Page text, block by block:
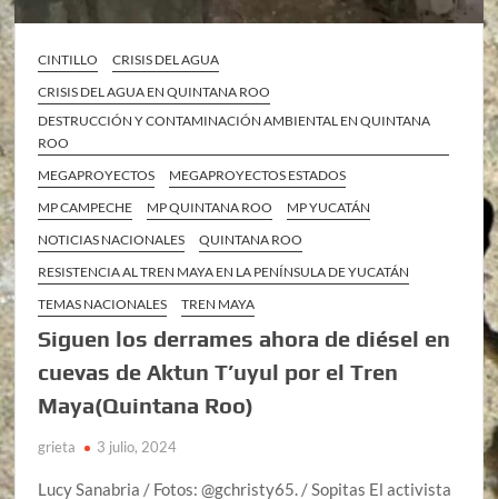
CINTILLO
CRISIS DEL AGUA
CRISIS DEL AGUA EN QUINTANA ROO
DESTRUCCIÓN Y CONTAMINACIÓN AMBIENTAL EN QUINTANA
ROO
MEGAPROYECTOS
MEGAPROYECTOS ESTADOS
MP CAMPECHE
MP QUINTANA ROO
MP YUCATÁN
NOTICIAS NACIONALES
QUINTANA ROO
RESISTENCIA AL TREN MAYA EN LA PENÍNSULA DE YUCATÁN
TEMAS NACIONALES
TREN MAYA
Siguen los derrames ahora de diésel en
cuevas de Aktun T’uyul por el Tren
Maya(Quintana Roo)
grieta 3 julio, 2024
Lucy Sanabria / Fotos: @gchristy65. / Sopitas El activista